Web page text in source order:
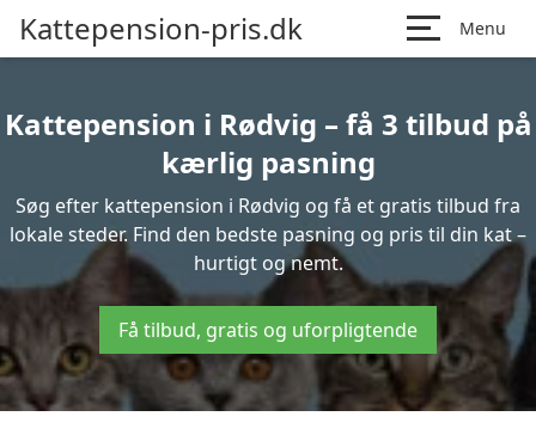
Kattepension-pris.dk Menu
Kattepension i Rødvig – få 3 tilbud på
kærlig pasning
Søg efter kattepension i Rødvig og få et gratis tilbud fra
lokale steder. Find den bedste pasning og pris til din kat –
hurtigt og nemt.
Få tilbud, gratis og uforpligtende